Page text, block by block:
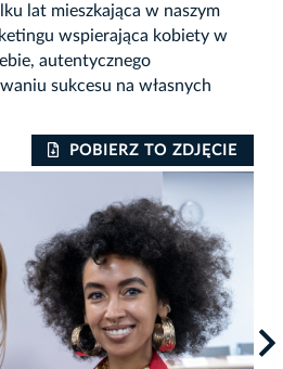
lat mieszkająca w naszym
wspierająca kobiety w
autentycznego
sukcesu na własnych
POBIERZ TO ZDJĘCIE